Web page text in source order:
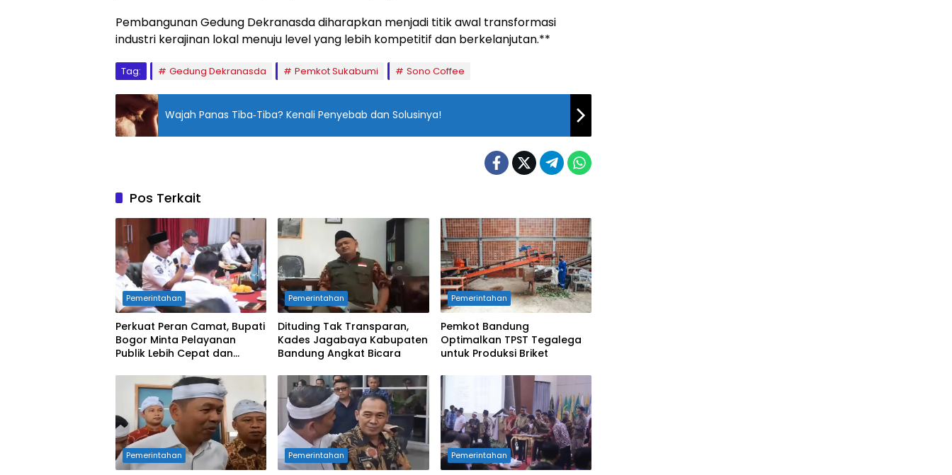
Pembangunan Gedung Dekranasda diharapkan menjadi titik awal transformasi
industri kerajinan lokal menuju level yang lebih kompetitif dan berkelanjutan.**
Tag: Gedung Dekranasda Pemkot Sukabumi Sono Coffee
Wajah Panas Tiba‑Tiba? Kenali Penyebab dan Solusinya!
Pos Terkait
Pemerintahan
Perkuat Peran Camat, Bupati
Bogor Minta Pelayanan
Publik Lebih Cepat dan
Pemerintahan
Dituding Tak Transparan,
Kades Jagabaya Kabupaten
Bandung Angkat Bicara
Pemerintahan
Pemkot Bandung
Optimalkan TPST Tegalega
untuk Produksi Briket
Pemerintahan Pemerintahan Pemerintahan